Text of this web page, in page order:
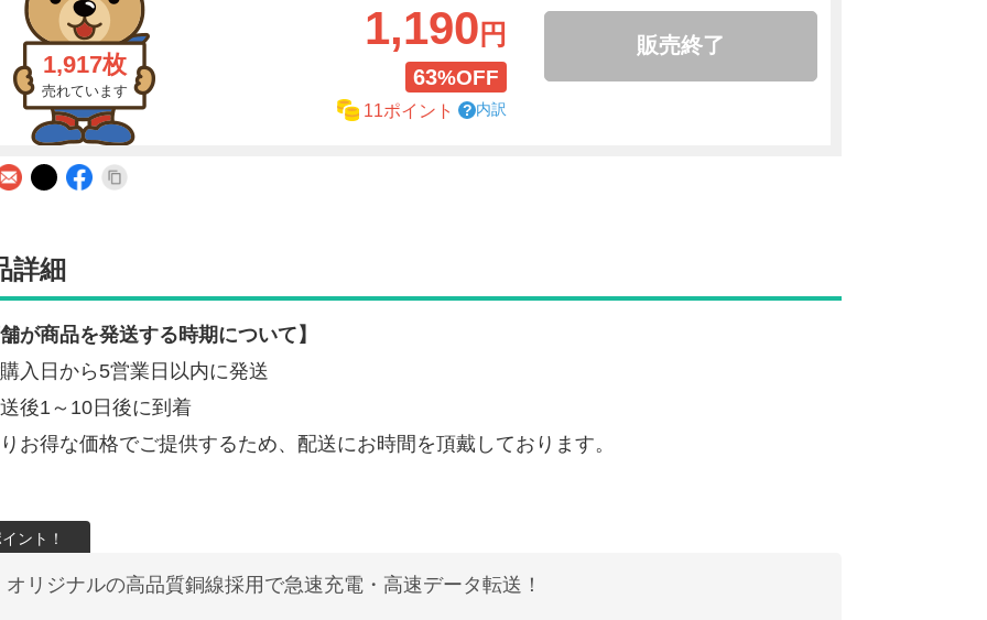
1,917枚
売れています
1,190 円
63%OFF
11ポイント 内訳
販売終了
詳細
が商品を発送する時期について】
入日から5営業日以内に発送
後1～10日後に到着
お得な価格でご提供するため、配送にお時間を頂戴しております。
オリジナルの高品質銅線採用で急速充電・高速データ転送！